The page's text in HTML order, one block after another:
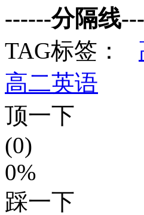
------分隔线
TAG标签：
高二英语
顶一下
(0)
0%
踩一下